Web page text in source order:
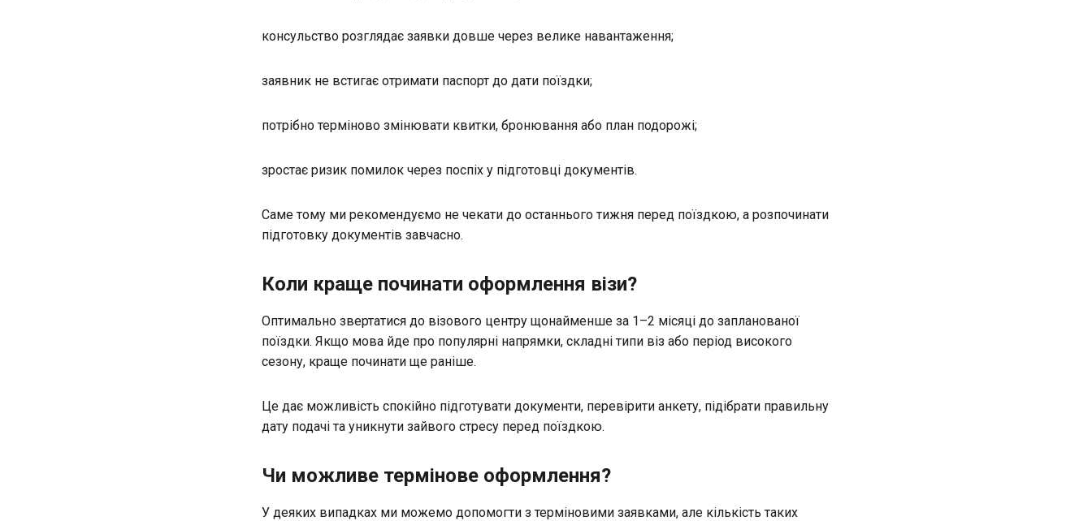
консульство розглядає заявки довше через велике навантаження;
заявник не встигає отримати паспорт до дати поїздки;
потрібно терміново змінювати квитки, бронювання або план подорожі;
зростає ризик помилок через поспіх у підготовці документів.
Саме тому ми рекомендуємо не чекати до останнього тижня перед поїздкою, а розпочинати
підготовку документів завчасно.
Коли краще починати оформлення візи?
Оптимально звертатися до візового центру щонайменше за 1–2 місяці до запланованої
поїздки. Якщо мова йде про популярні напрямки, складні типи віз або період високого
сезону, краще починати ще раніше.
Це дає можливість спокійно підготувати документи, перевірити анкету, підібрати правильну
дату подачі та уникнути зайвого стресу перед поїздкою.
Чи можливе термінове оформлення?
У деяких випадках ми можемо допомогти з терміновими заявками, але кількість таких